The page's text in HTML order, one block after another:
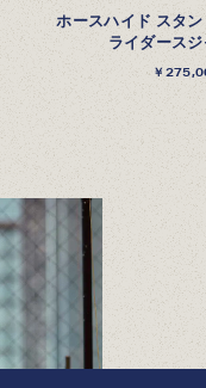
ホースハイド スタ
ライダース
￥